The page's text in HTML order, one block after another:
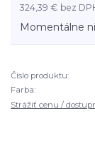
324,39 € bez
Momentálne
Číslo produktu:
Farba:
Strážiť cenu /